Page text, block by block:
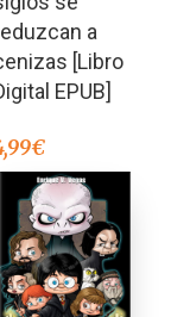
a
[Libro
EPUB]
€